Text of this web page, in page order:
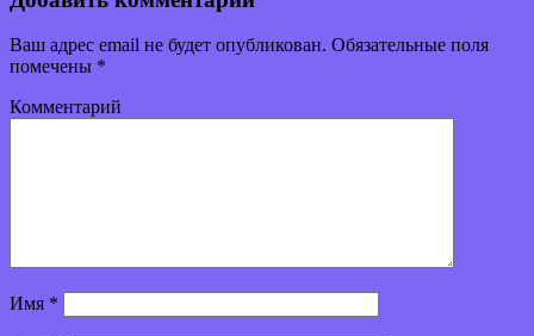
Ваш адрес email не будет опубликован. Обязательные поля
помечены *
Комментарий
Имя *